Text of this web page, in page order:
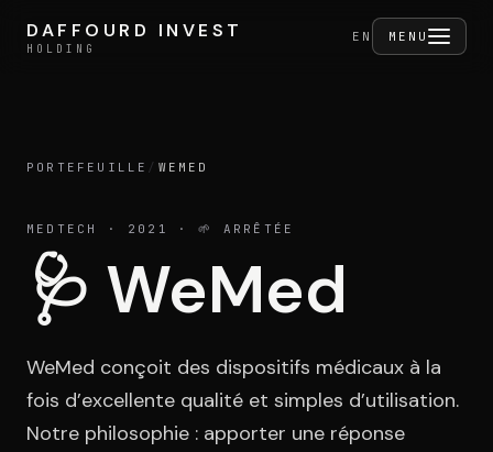
DAFFOURD INVEST
HOLDING
EN MENU
DAFFOURD INVEST
HOLDING
Portefeuille
Activités
PORTEFEUILLE / WEMED
MEDTECH · 2021 · 🌱 ARRÊTÉE
🩺 WeMed
WeMed conçoit des dispositifs médicaux à la
fois d’excellente qualité et simples d’utilisation.
Notre philosophie : apporter une réponse